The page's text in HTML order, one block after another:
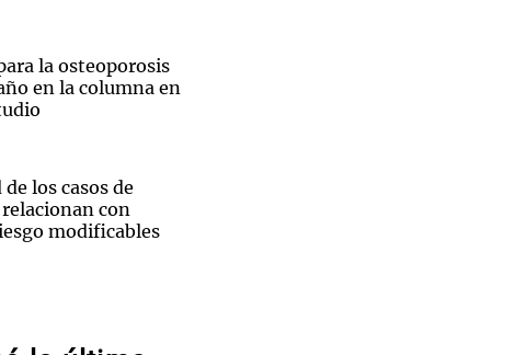
la osteoporosis
en la columna en
los casos de
con
modificables
Groenlandia